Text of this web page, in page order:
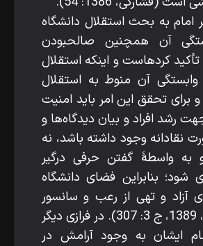
امام به بحث استقلال دانشگاه
آن همچنین صالح­بودن
کرده­است و این­که استقلال
آن منوط به استقلال
برای تحقق این امر باید امنیت
رشد افراد و بیان دیدگاه‌ها و
نقادانه وجود داشته باشد، نه
به­ واسطۀ ­گفتن حرفی درگیر
شود؛ بنابراین فضای دانشگاه
آزاد و تهی از رعب و سانسور
باشد (خمینی، 1389، ج 3: 307). در فرازی دیگر
ایشان به­ وجود آرامش در